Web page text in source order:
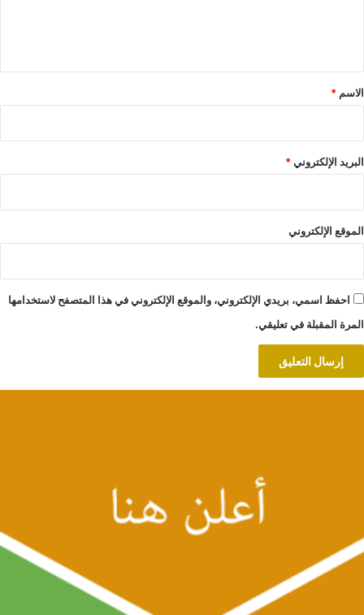
*
الاسم *
البريد الإلكتروني*
الموقع الإلكتروني
احفظ اسمي، بريدي الإلكتروني، والموقع الإلكتروني في هذا المتصفح لاستخدامها
المرة المقبلة في تعليقي.